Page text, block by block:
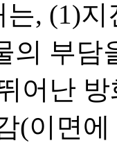
, (1)
의 부담
어난
(이면